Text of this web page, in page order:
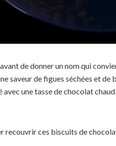
avant de donner un nom qui
saveur de figues séchées et de
une tasse de chocolat
recouvrir ces biscuits de